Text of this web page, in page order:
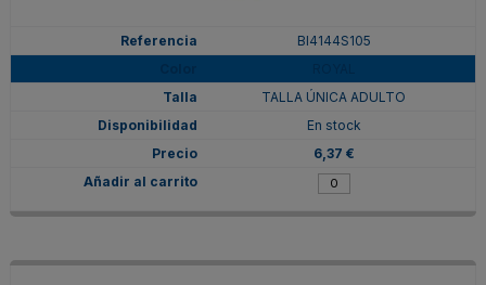
BI4144S105
TALLA ÚNICA ADULTO
En stock
6,37 €